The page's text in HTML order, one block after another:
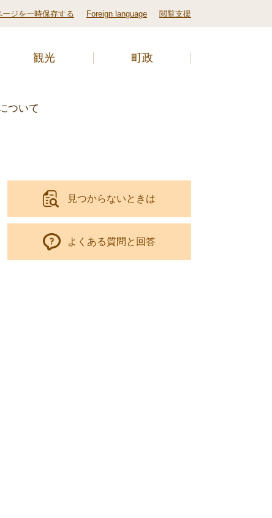
ージを一時保存する Foreign language 閲覧支援
観光 町政
ついて
見つからないときは
よくある質問と回答